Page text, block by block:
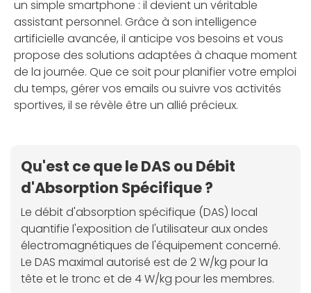
un simple smartphone : il devient un véritable
assistant personnel. Grâce à son intelligence
artificielle avancée, il anticipe vos besoins et vous
propose des solutions adaptées à chaque moment
de la journée. Que ce soit pour planifier votre emploi
du temps, gérer vos emails ou suivre vos activités
sportives, il se révèle être un allié précieux.
Qu'est ce que le DAS ou Débit
d'Absorption Spécifique ?
Le débit d'absorption spécifique (DAS) local
quantifie l'exposition de l'utilisateur aux ondes
électromagnétiques de l'équipement concerné.
Le DAS maximal autorisé est de 2 W/kg pour la
tête et le tronc et de 4 W/kg pour les membres.